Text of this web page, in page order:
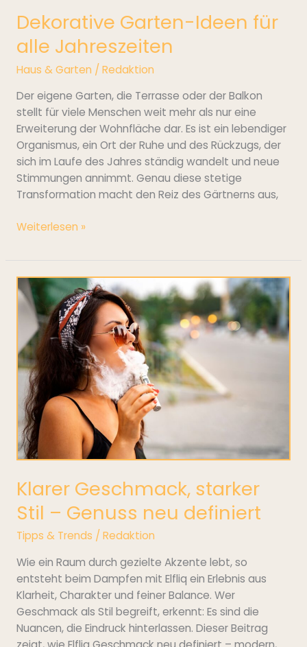
Dekorative Garten-Ideen für
alle Jahreszeiten
Haus & Garten / Redaktion
Der eigene Garten, die Terrasse oder der Balkon
stellt für viele Menschen weit mehr als nur eine
Erweiterung der Wohnfläche dar. Es ist ein lebendiger
Organismus, ein Ort der Ruhe und des Rückzugs, der
sich im Laufe des Jahres ständig wandelt und neue
Stimmungen annimmt. Genau diese stetige
Transformation macht den Reiz des Gärtnerns aus,
Weiterlesen »
Klarer Geschmack, starker
Stil – Genuss neu definiert
Tipps & Trends / Redaktion
Wie ein Raum durch gezielte Akzente lebt, so
entsteht beim Dampfen mit Elfliq ein Erlebnis aus
Klarheit, Charakter und feiner Balance. Wer
Geschmack als Stil begreift, erkennt: Es sind die
Nuancen, die Eindruck hinterlassen. Dieser Beitrag
Klarer
Geschmack,
starker
Stil
–
Genuss
neu
definiert